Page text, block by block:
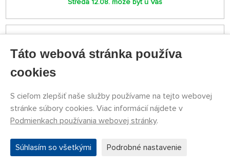
Streda 12.08. môže byť u Vás
2,5×, 3,5×) a LED osvetlením
Táto webová stránka používa
cookies
S cieľom zlepšiť naše služby používame na tejto webovej
stránke súbory cookies. Viac informácií nájdete v
Podmienkach používania webovej stránky.
Súhlasím so všetkými Podrobné nastavenie